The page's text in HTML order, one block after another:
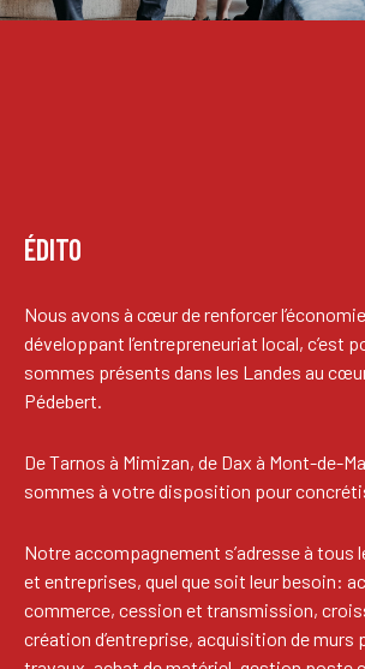
ÉDITO
Nous avons à cœur de renforcer
développant l’entrepreneuriat local, c’est
sommes présents dans les Landes au
Pédebert.
De Tarnos à Mimizan, de Dax à Mont-de-
sommes à votre disposition pour
Notre accompagnement s’adresse à tous
et entreprises, quel que soit leur besoin:
commerce, cession et transmission,
création d’entreprise, acquisition de murs